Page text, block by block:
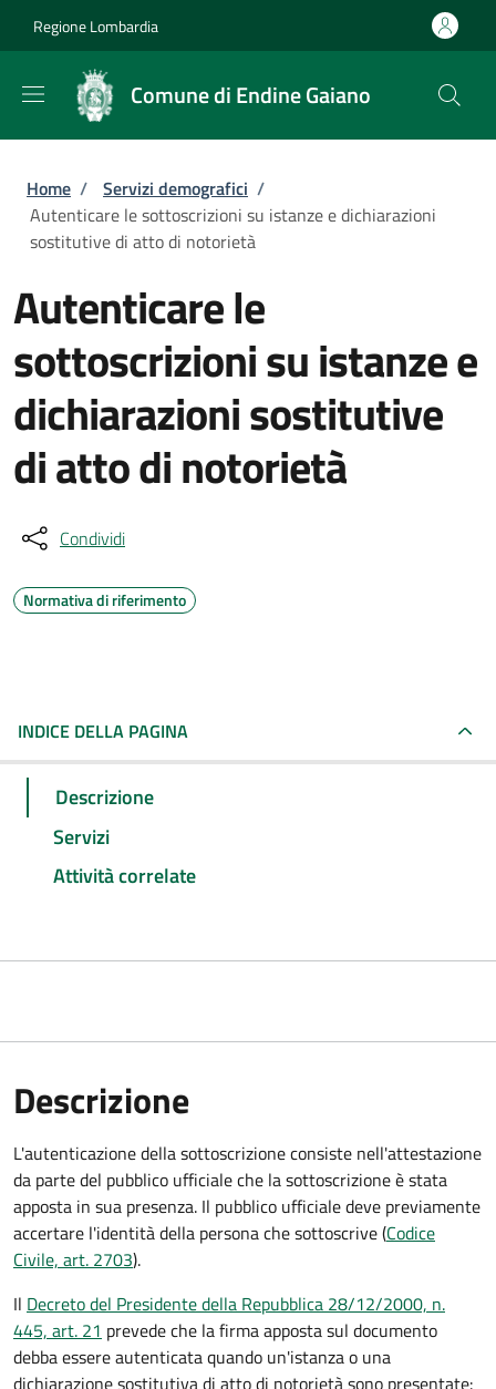
Regione Lombardia
Comune di Endine Gaiano
Briciole di pane
Home / Servizi demografici /
Autenticare le sottoscrizioni su istanze e dichiarazioni
sostitutive di atto di notorietà
Autenticare le
sottoscrizioni su istanze e
dichiarazioni sostitutive
di atto di notorietà
Condividi
Normativa di riferimento
INDICE DELLA PAGINA
Descrizione
Servizi
Attività correlate
Descrizione
L'autenticazione della sottoscrizione consiste nell'attestazione
da parte del pubblico ufficiale che la sottoscrizione è stata
apposta in sua presenza. Il pubblico ufficiale deve previamente
accertare l'identità della persona che sottoscrive (Codice
Civile, art. 2703).
Il Decreto del Presidente della Repubblica 28/12/2000, n.
445, art. 21 prevede che la firma apposta sul documento
debba essere autenticata quando un'istanza o una